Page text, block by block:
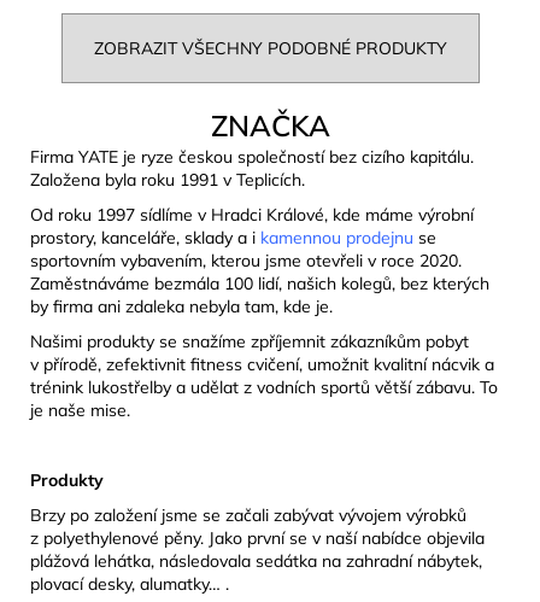
ZOBRAZIT VŠECHNY PODOBNÉ PRODUKTY
ZNAČKA
Firma YATE je ryze českou společností bez cizího kapitálu.
Založena byla roku 1991 v Teplicích.
Od roku 1997 sídlíme v Hradci Králové, kde máme výrobní
prostory, kanceláře, sklady a i kamennou prodejnu se
sportovním vybavením, kterou jsme otevřeli v roce 2020.
Zaměstnáváme bezmála 100 lidí, našich kolegů, bez kterých
by firma ani zdaleka nebyla tam, kde je.
Našimi produkty se snažíme zpříjemnit zákazníkům pobyt
v přírodě, zefektivnit fitness cvičení, umožnit kvalitní nácvik a
trénink lukostřelby a udělat z vodních sportů větší zábavu. To
je naše mise.
Produkty
Brzy po založení jsme se začali zabývat vývojem výrobků
z polyethylenové pěny. Jako první se v naší nabídce objevila
plážová lehátka, následovala sedátka na zahradní nábytek,
plovací desky, alumatky… .